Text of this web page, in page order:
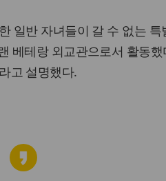
일반 자녀들이 갈 수 없는 특
베테랑 외교관으로서 활동했
고 설명했다.